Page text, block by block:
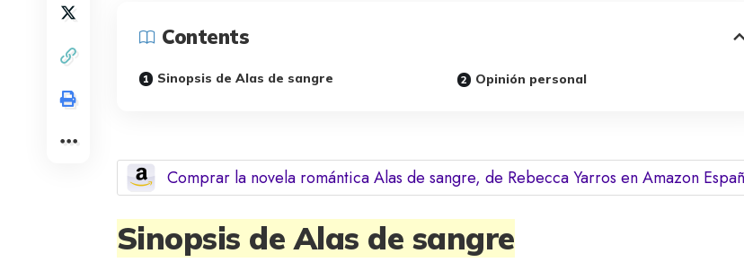
Contents
Sinopsis de Alas de sangre Opinión personal
Comprar la novela romántica Alas de sangre, de Rebecca Yarros en Amazon
Sinopsis de Alas de sangre